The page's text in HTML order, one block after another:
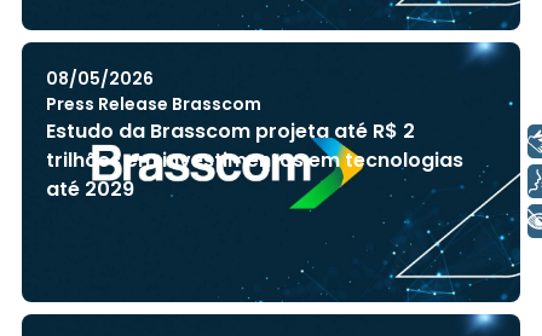
08/05/2026
Press Release Brasscom
Estudo da Brasscom projeta até R$ 2
trilhões em investimentos em tecnologias
até 2029
Voz
+ Acessibilidade